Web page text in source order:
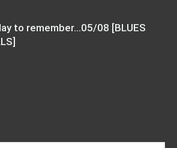
to remember…05/08 [BLUES